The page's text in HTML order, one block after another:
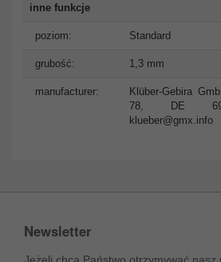
inne funkcje
poziom: Standard
grubość: 1,3 mm
manufacturer:
Klüber-Gebira
78, DE
klueber@gmx.info
Newsletter
Jeżeli chcą Państwo otrzymywać nasz